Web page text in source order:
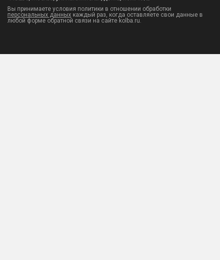
Вы принимаете условия политики в отношении обработки
персональных данных каждый раз, когда оставляете свои данные в
любой форме обратной связи на сайте kolba.ru.